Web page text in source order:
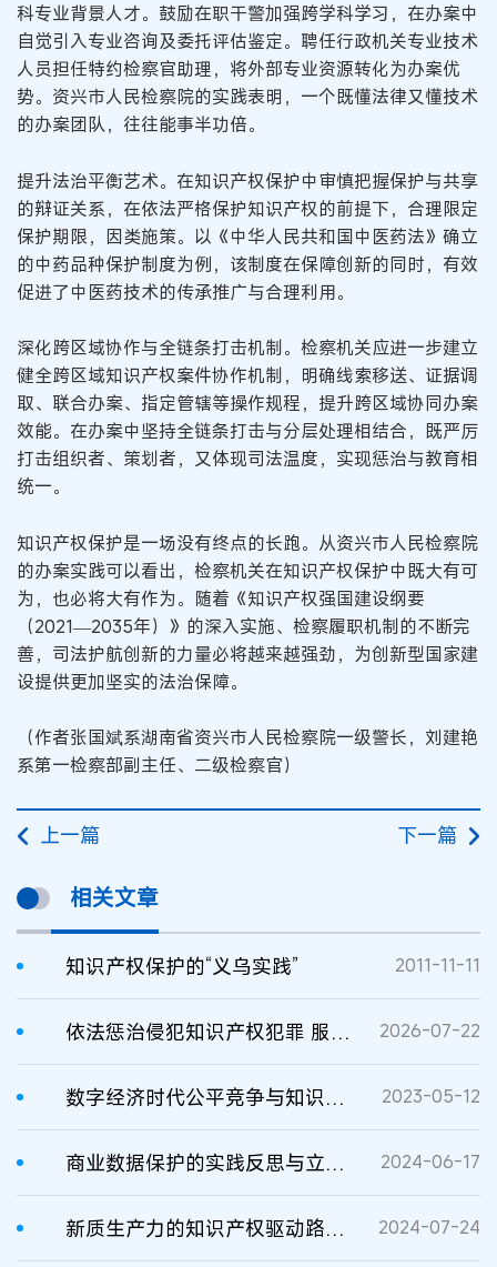
科专业背景人才。鼓励在职干警加强跨学科学习，在办案中
自觉引入专业咨询及委托评估鉴定。聘任行政机关专业技术
人员担任特约检察官助理，将外部专业资源转化为办案优
势。资兴市人民检察院的实践表明，一个既懂法律又懂技术
的办案团队，往往能事半功倍。
提升法治平衡艺术。在知识产权保护中审慎把握保护与共享
的辩证关系，在依法严格保护知识产权的前提下，合理限定
保护期限，因类施策。以《中华人民共和国中医药法》确立
的中药品种保护制度为例，该制度在保障创新的同时，有效
促进了中医药技术的传承推广与合理利用。
深化跨区域协作与全链条打击机制。检察机关应进一步建立
健全跨区域知识产权案件协作机制，明确线索移送、证据调
取、联合办案、指定管辖等操作规程，提升跨区域协同办案
效能。在办案中坚持全链条打击与分层处理相结合，既严厉
打击组织者、策划者，又体现司法温度，实现惩治与教育相
统一。
知识产权保护是一场没有终点的长跑。从资兴市人民检察院
的办案实践可以看出，检察机关在知识产权保护中既大有可
为，也必将大有作为。随着《知识产权强国建设纲要
（2021—2035年）》的深入实施、检察履职机制的不断完
善，司法护航创新的力量必将越来越强劲，为创新型国家建
设提供更加坚实的法治保障。
（作者张国斌系湖南省资兴市人民检察院一级警长，刘建艳
系第一检察部副主任、二级检察官）
上一篇 下一篇
相关文章
知识产权保护的“义乌实践” 2011-11-11
依法惩治侵犯知识产权犯罪 服务新质生产力发展 2026-07-22
数字经济时代公平竞争与知识产权司法保护的若干思考 2023-05-12
商业数据保护的实践反思与立法展望 2024-06-17
新质生产力的知识产权驱动路径与制度协同 2024-07-24